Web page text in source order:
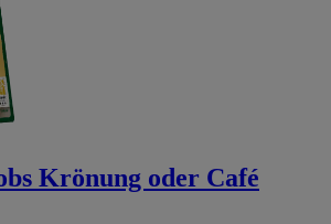
Krönung oder Café